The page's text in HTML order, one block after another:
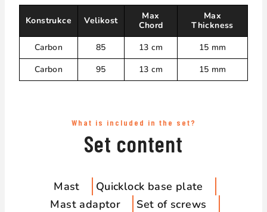
Konstrukce Velikost
Max
Chord
Max
Thickness
Carbon
85 13 cm
15 mm
Carbon
95 13 cm 15 mm
What is included in the set?
Set content
Mast
Quicklock base plate
Mast adaptor
Set of screws